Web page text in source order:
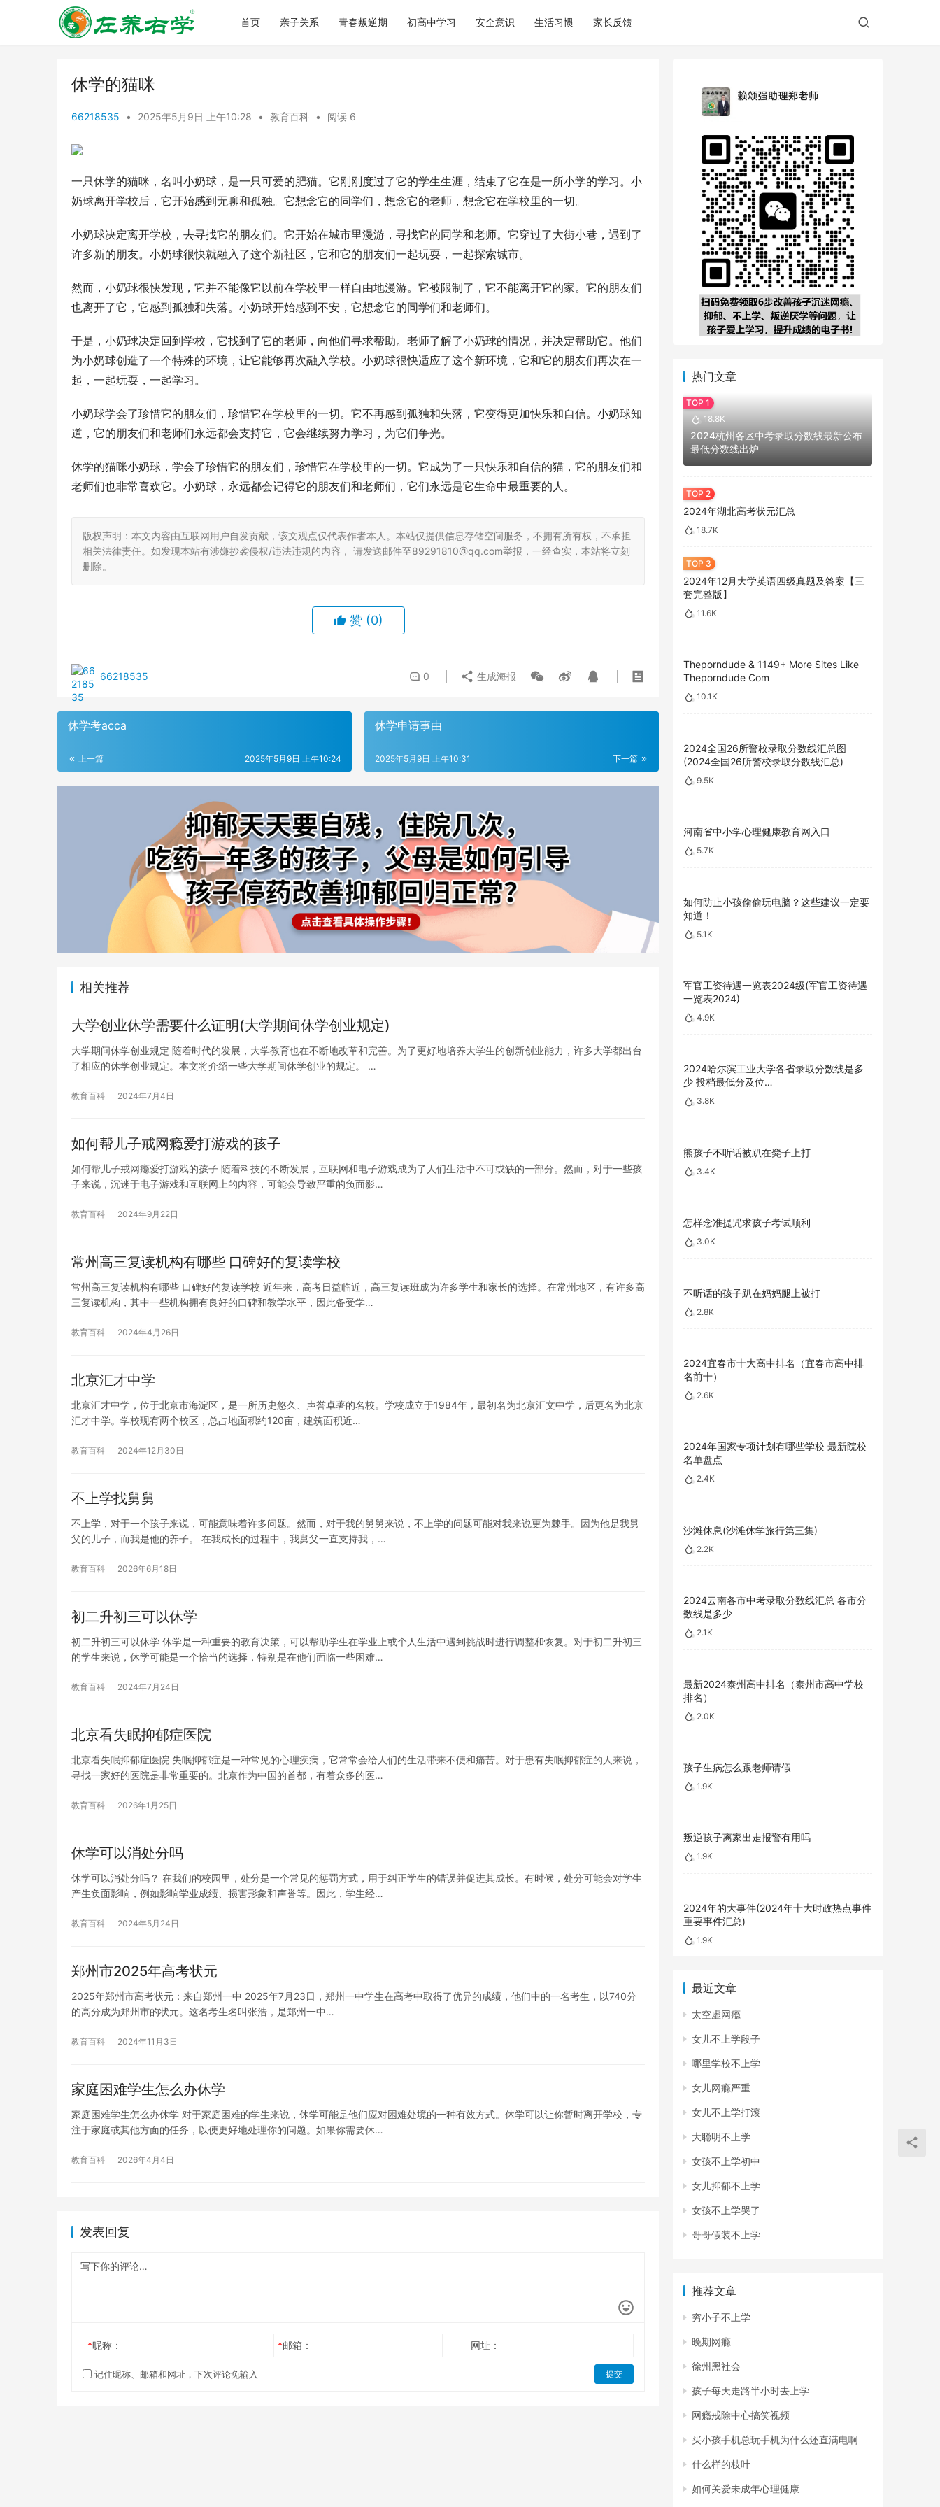
首页 亲子关系 青春叛逆期 初高中学习 安全意识 生活习惯 家长反馈
休学的猫咪
66218535 • 2025年5月9日 上午10:28 • 教育百科 • 阅读 6
一只休学的猫咪，名叫小奶球，是一只可爱的肥猫。它刚刚度过了它的学生生涯，结束了它在是一所小学的学习。小
奶球离开学校后，它开始感到无聊和孤独。它想念它的同学们，想念它的老师，想念它在学校里的一切。
小奶球决定离开学校，去寻找它的朋友们。它开始在城市里漫游，寻找它的同学和老师。它穿过了大街小巷，遇到了
许多新的朋友。小奶球很快就融入了这个新社区，它和它的朋友们一起玩耍，一起探索城市。
然而，小奶球很快发现，它并不能像它以前在学校里一样自由地漫游。它被限制了，它不能离开它的家。它的朋友们
也离开了它，它感到孤独和失落。小奶球开始感到不安，它想念它的同学们和老师们。
于是，小奶球决定回到学校，它找到了它的老师，向他们寻求帮助。老师了解了小奶球的情况，并决定帮助它。他们
为小奶球创造了一个特殊的环境，让它能够再次融入学校。小奶球很快适应了这个新环境，它和它的朋友们再次在一
起，一起玩耍，一起学习。
小奶球学会了珍惜它的朋友们，珍惜它在学校里的一切。它不再感到孤独和失落，它变得更加快乐和自信。小奶球知
道，它的朋友们和老师们永远都会支持它，它会继续努力学习，为它们争光。
休学的猫咪小奶球，学会了珍惜它的朋友们，珍惜它在学校里的一切。它成为了一只快乐和自信的猫，它的朋友们和
老师们也非常喜欢它。小奶球，永远都会记得它的朋友们和老师们，它们永远是它生命中最重要的人。
版权声明：本文内容由互联网用户自发贡献，该文观点仅代表作者本人。本站仅提供信息存储空间服务，不拥有所有权，不承担
相关法律责任。如发现本站有涉嫌抄袭侵权/违法违规的内容， 请发送邮件至89291810@qq.com举报，一经查实，本站将立刻
删除。
赞 (0)
66218535 0 生成海报
休学考acca
上一篇 2025年5月9日 上午10:24
休学申请事由
下一篇
2025年5月9日 上午10:31
相关推荐
大学创业休学需要什么证明(大学期间休学创业规定)
大学期间休学创业规定 随着时代的发展，大学教育也在不断地改革和完善。为了更好地培养大学生的创新创业能力，许多大学都出台
了相应的休学创业规定。本文将介绍一些大学期间休学创业的规定。 …
教育百科 2024年7月4日
如何帮儿子戒网瘾爱打游戏的孩子
如何帮儿子戒网瘾爱打游戏的孩子 随着科技的不断发展，互联网和电子游戏成为了人们生活中不可或缺的一部分。然而，对于一些孩
子来说，沉迷于电子游戏和互联网上的内容，可能会导致严重的负面影…
教育百科 2024年9月22日
常州高三复读机构有哪些 口碑好的复读学校
常州高三复读机构有哪些 口碑好的复读学校 近年来，高考日益临近，高三复读班成为许多学生和家长的选择。在常州地区，有许多高
三复读机构，其中一些机构拥有良好的口碑和教学水平，因此备受学…
教育百科 2024年4月26日
北京汇才中学
北京汇才中学，位于北京市海淀区，是一所历史悠久、声誉卓著的名校。学校成立于1984年，最初名为北京汇文中学，后更名为北京
汇才中学。学校现有两个校区，总占地面积约120亩，建筑面积近…
教育百科 2024年12月30日
不上学找舅舅
不上学，对于一个孩子来说，可能意味着许多问题。然而，对于我的舅舅来说，不上学的问题可能对我来说更为棘手。因为他是我舅
父的儿子，而我是他的养子。 在我成长的过程中，我舅父一直支持我，…
教育百科 2026年6月18日
初二升初三可以休学
初二升初三可以休学 休学是一种重要的教育决策，可以帮助学生在学业上或个人生活中遇到挑战时进行调整和恢复。对于初二升初三
的学生来说，休学可能是一个恰当的选择，特别是在他们面临一些困难…
教育百科 2024年7月24日
北京看失眠抑郁症医院
北京看失眠抑郁症医院 失眠抑郁症是一种常见的心理疾病，它常常会给人们的生活带来不便和痛苦。对于患有失眠抑郁症的人来说，
寻找一家好的医院是非常重要的。北京作为中国的首都，有着众多的医…
教育百科 2026年1月25日
休学可以消处分吗
休学可以消处分吗？ 在我们的校园里，处分是一个常见的惩罚方式，用于纠正学生的错误并促进其成长。有时候，处分可能会对学生
产生负面影响，例如影响学业成绩、损害形象和声誉等。因此，学生经…
教育百科 2024年5月24日
郑州市2025年高考状元
2025年郑州市高考状元：来自郑州一中 2025年7月23日，郑州一中学生在高考中取得了优异的成绩，他们中的一名考生，以740分
的高分成为郑州市的状元。这名考生名叫张浩，是郑州一中…
教育百科 2024年11月3日
家庭困难学生怎么办休学
家庭困难学生怎么办休学 对于家庭困难的学生来说，休学可能是他们应对困难处境的一种有效方式。休学可以让你暂时离开学校，专
注于家庭或其他方面的任务，以便更好地处理你的问题。如果你需要休…
教育百科 2026年4月4日
发表回复
*昵称： *邮箱： 网址：
记住昵称、邮箱和网址，下次评论免输入 提交
热门文章
18.8K
2024杭州各区中考录取分数线最新公布
最低分数线出炉
2024年湖北高考状元汇总
18.7K
2024年12月大学英语四级真题及答案【三
套完整版】
11.6K
Theporndude & 1149+ More Sites Like
Theporndude Com
10.1K
2024全国26所警校录取分数线汇总图
(2024全国26所警校录取分数线汇总)
9.5K
河南省中小学心理健康教育网入口
5.7K
如何防止小孩偷偷玩电脑？这些建议一定要
知道！
5.1K
军官工资待遇一览表2024级(军官工资待遇
一览表2024)
4.9K
2024哈尔滨工业大学各省录取分数线是多
少 投档最低分及位…
3.8K
熊孩子不听话被趴在凳子上打
3.4K
怎样念准提咒求孩子考试顺利
3.0K
不听话的孩子趴在妈妈腿上被打
2.8K
2024宜春市十大高中排名（宜春市高中排
名前十）
2.6K
2024年国家专项计划有哪些学校 最新院校
名单盘点
2.4K
沙滩休息(沙滩休学旅行第三集)
2.2K
2024云南各市中考录取分数线汇总 各市分
数线是多少
2.1K
最新2024泰州高中排名（泰州市高中学校
排名）
2.0K
孩子生病怎么跟老师请假
1.9K
叛逆孩子离家出走报警有用吗
1.9K
2024年的大事件(2024年十大时政热点事件
重要事件汇总)
1.9K
最近文章
太空虚网瘾
女儿不上学段子
哪里学校不上学
女儿网瘾严重
女儿不上学打滚
大聪明不上学
女孩不上学初中
女儿抑郁不上学
女孩不上学哭了
哥哥假装不上学
推荐文章
穷小子不上学
晚期网瘾
徐州黑社会
孩子每天走路半小时去上学
网瘾戒除中心搞笑视频
买小孩手机总玩手机为什么还直满电啊
什么样的枝叶
如何关爱未成年心理健康